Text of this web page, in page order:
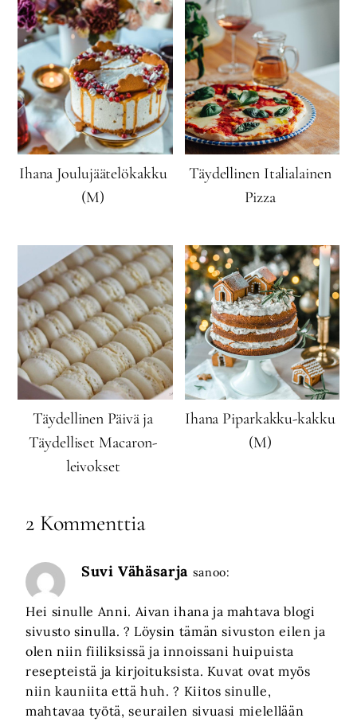
Ihana Joulujäätelökakku
(M)
Täydellinen Italialainen
Pizza
Täydellinen Päivä ja
Täydelliset Macaron-
leivokset
Ihana Piparkakku-kakku
(M)
2 Kommenttia
Suvi Vähäsarja sanoo:
Hei sinulle Anni. Aivan ihana ja mahtava blogi
sivusto sinulla. ? Löysin tämän sivuston eilen ja
olen niin fiiliksissä ja innoissani huipuista
resepteistä ja kirjoituksista. Kuvat ovat myös
niin kauniita että huh. ? Kiitos sinulle,
mahtavaa työtä, seurailen sivuasi mielellään